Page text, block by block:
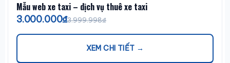
Mẫu web xe taxi – dịch vụ thuê xe taxi
3.000.000₫3.999.998₫
XEM CHI TIẾT →